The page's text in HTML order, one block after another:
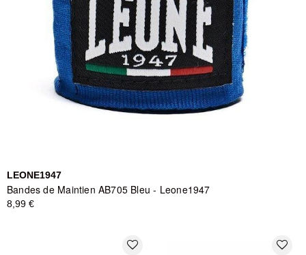
LEONE1947
Bandes de Maintien AB705 Bleu - Leone1947
8,99 €
favorite_border favorite_border